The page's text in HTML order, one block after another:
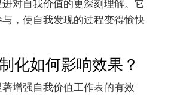
对自我价值的更深刻理解。它
，使自我发现的过程变得愉快
化如何影响效果？
增强自我价值工作表的有效